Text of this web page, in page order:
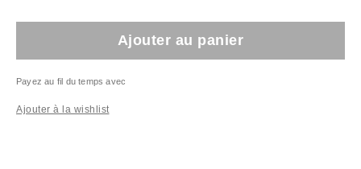
Ajouter au panier
Payez au fil du temps avec
Ajouter à la wishlist